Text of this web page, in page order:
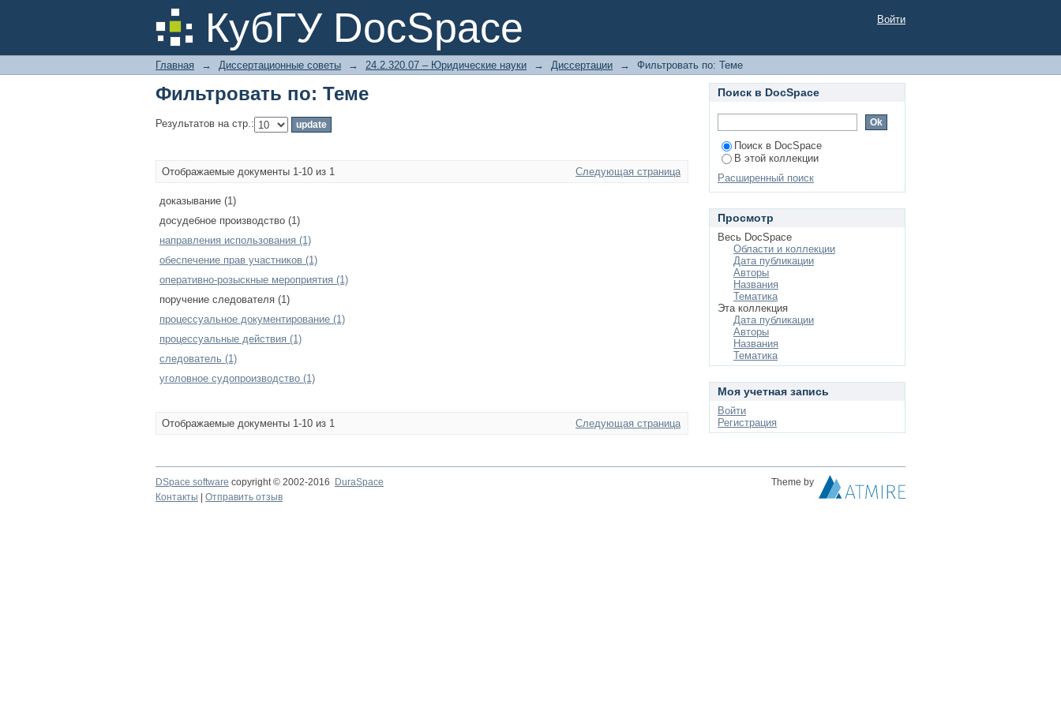
КубГУ DocSpace
Фильтровать по: Теме Войти
Главная → Диссертационные советы → 24.2.320.07 – Юридические науки → Диссертации → Фильтровать по: Теме
Фильтровать по: Теме
Результатов на стр.:
Отображаемые документы 1-10 из 1 Следующая страница
доказывание (1)
досудебное производство (1)
направления использования (1)
обеспечение прав участников (1)
оперативно-розыскные мероприятия (1)
поручение следователя (1)
процессуальное документирование (1)
процессуальные действия (1)
следователь (1)
уголовное судопроизводство (1)
Отображаемые документы 1-10 из 1 Следующая страница
Поиск в DocSpace
Поиск в DocSpace
В этой коллекции
Расширенный поиск
Просмотр
Весь DocSpace
Области и коллекции
Дата публикации
Авторы
Названия
Тематика
Эта коллекция
Дата публикации
Авторы
Названия
Тематика
Моя учетная запись
Войти
Регистрация
DSpace software copyright © 2002-2016 DuraSpace
Theme by
Контакты
Отправить отзыв